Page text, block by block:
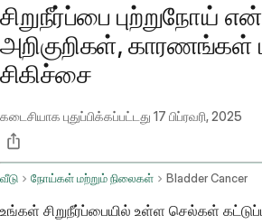
சிறுநீர்ப்பை புற்றுநோய்
அறிகுறிகள், காரணங்கள்
சிகிச்சை
கடைசியாக புதுப்பிக்கப்பட்டது 17 பிப்ரவரி, 2025
வீடு நோய்கள் மற்றும் நிலைகள் Bladder Cancer
உங்கள் சிறுநீர்ப்பையில் உள்ள செல்கள்